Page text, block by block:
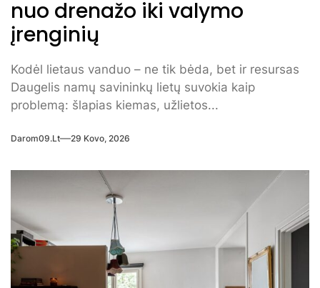
nuo drenažo iki valymo
įrenginių
Kodėl lietaus vanduo – ne tik bėda, bet ir resursas
Daugelis namų savininkų lietų suvokia kaip
problemą: šlapias kiemas, užlietos...
Darom09.lt 29 Kovo, 2026